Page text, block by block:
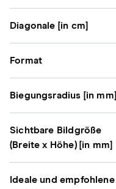
Diagonale [in cm]
Format
Biegungsradius [in mm]
Sichtbare Bildgröße
(Breite x Höhe) [in mm]
Ideale und empfohlene